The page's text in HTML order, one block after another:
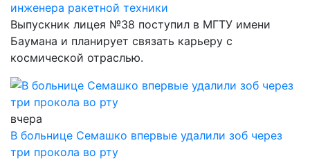
инженера ракетной техники
Выпускник лицея №38 поступил в МГТУ имени
Баумана и планирует связать карьеру с
космической отраслью.
вчера
В больнице Семашко впервые удалили зоб через
три прокола во рту